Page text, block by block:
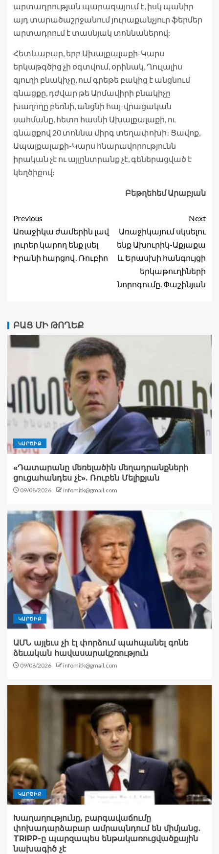
արտադրության պարագայում է, իսկ պանիր
այդ տարածաշրջանում յուրաքանչյուր ֆերմեր
արտադրում է տասնյակ տոննաներով:
Հետևաբար, երբ Ախալքալաքի-Կարս
երկաթգծից չի օգտվում, օրինակ, Ղուլալիս
գյուղի բնակիչը, ում գրեթե բակից է անցնում
գնացքը, դժվար թե Արմավիրի բնակիչը
խաղողը բեռնի, անցնի հայ-վրացական
սահմանը, հետո հասնի Ախալքալաքի, ու
գնացքով 20 տոննա միրգ տեղափոխի։ Ցավոք,
Ապալքալաքի-Կարս հնարավորությունն
իրական չէ ու այլընտրանք չէ, գեներացված է
կեղծիքով։
Բեթղեհեմ Արաբյան
Previous
Առաջիկա ժամերին լավ
լուրեր կարող ենք լսել
Իրանի հարցով․ Ռուբիո
Next
Առաջիկայում սկսելու
ենք Ախուրիկ-Աքյաքա
և Երասխի հանգույցի
երկաթուղիների
նորոգումը. Փաշինյան
ԲԱՑ ՄԻ ԹՈՂԵՔ
ԿԱՐԾԻՔ
«Դատարանը մեռելածին մեղադրանքների
ցուցահանդես չէ». Ռուբեն Մելիքյան
09/08/2026 infomitk@gmail.com
ԿԱՐԾԻՔ
ԱՄՆ այլեւս չի էլ փորձում պահպանել գոնե
ձեւական հավասարակշռություն
09/08/2026 infomitk@gmail.com
ԿԱՐԾԻՔ
Խաղաղությունը, բարգավաճումը
փոխադարձաբար ամրապնդում են միմյանց․
TRIPP-ը պարզապես ենթակառուցվածքային
նախագիծ չէ